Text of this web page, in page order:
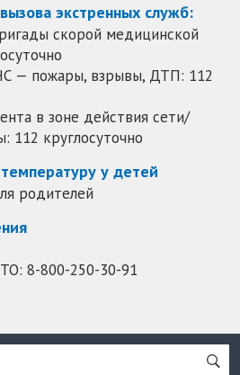
экстренных служб:
скорой медицинской
— пожары, взрывы, ДТП: 112
в зоне действия сети/
112 круглосуточно
у детей
родителей
8-800-250-30-91